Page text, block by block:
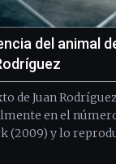
del animal
de Juan
en el
(2009) y lo